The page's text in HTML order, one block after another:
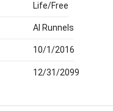
Life/Free
Al Runnels
10/1/2016
12/31/2099